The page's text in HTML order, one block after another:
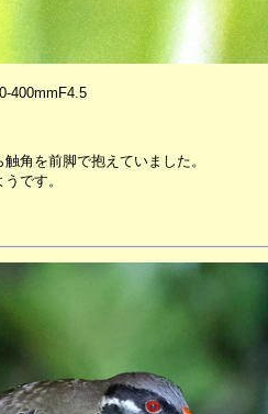
400mmF4.5
角を前脚で抱えていました。
です。